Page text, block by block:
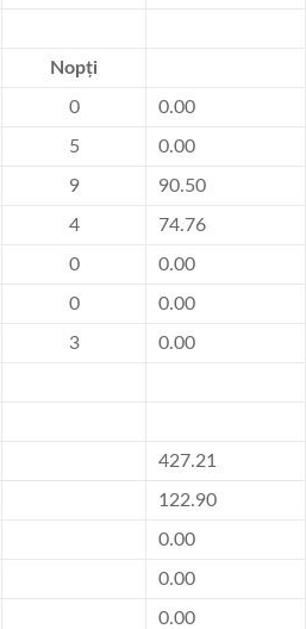
Nopți
0 0.00
5 0.00
9 90.50
4 74.76
0 0.00
0 0.00
3 0.00
427.21
122.90
0.00
0.00
0.00